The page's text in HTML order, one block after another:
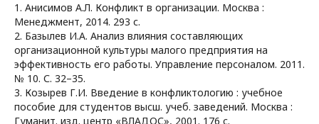
1. Анисимов А.Л. Конфликт в организации. Москва :
Менеджмент, 2014. 293 с.
2. Базылев И.А. Анализ влияния составляющих
организационной культуры малого предприятия на
эффективность его работы. Управление персоналом. 2011.
№ 10. С. 32–35.
3. Козырев Г.И. Введение в конфликтологию : учебное
пособие для студентов высш. учеб. заведений. Москва :
Гуманит. изд. центр «ВЛАДОС», 2001. 176 c.